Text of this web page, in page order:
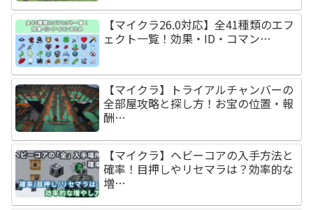
【マイクラ26.0対応】全41種類のエフ
ェクト一覧！効果・ID・コマン…
【マイクラ】トライアルチャンバーの
全部屋攻略と探し方！お宝の位置・報
酬…
【マイクラ】ヘビーコアの入手方法と
確率！目押しやリセマラは？効率的な
増…